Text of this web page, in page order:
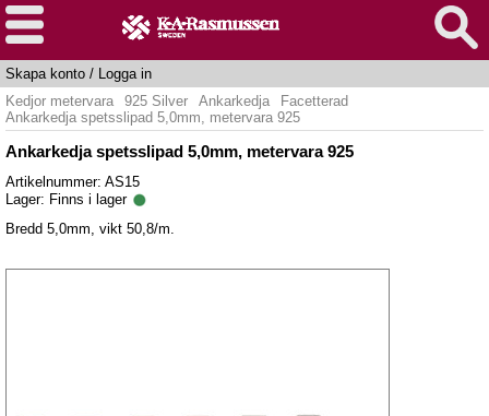
Skapa konto / Logga in
Kedjor metervara
925 Silver Ankarkedja
Facetterad
Ankarkedja spetsslipad 5,0mm, metervara 925
Ankarkedja spetsslipad 5,0mm, metervara 925
Artikelnummer: AS15
Lager: Finns i lager
Bredd 5,0mm, vikt 50,8/m.